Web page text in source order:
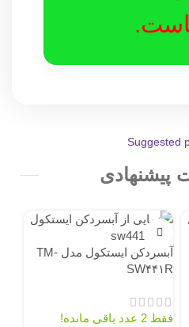
Suggested
پیشنهادی
آبسردکن ایستکول مدل TM-
SW۴۴۱R
فقط 2 عدد باقی مانده!